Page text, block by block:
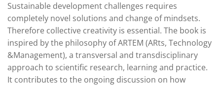
Sustainable development challenges requires
completely novel solutions and change of mindsets.
Therefore collective creativity is essential. The book is
inspired by the philosophy of ARTEM (ARts, Technology
&Management), a transversal and transdisciplinary
approach to scientific research, learning and practice.
It contributes to the ongoing discussion on how